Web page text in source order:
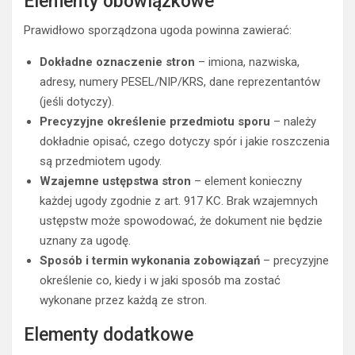
Prawidłowo sporządzona ugoda powinna zawierać:
Dokładne oznaczenie stron – imiona, nazwiska,
adresy, numery PESEL/NIP/KRS, dane reprezentantów
(jeśli dotyczy).
Precyzyjne określenie przedmiotu sporu – należy
dokładnie opisać, czego dotyczy spór i jakie roszczenia
są przedmiotem ugody.
Wzajemne ustępstwa stron – element konieczny
każdej ugody zgodnie z art. 917 KC. Brak wzajemnych
ustępstw może spowodować, że dokument nie będzie
uznany za ugodę.
Sposób i termin wykonania zobowiązań – precyzyjne
określenie co, kiedy i w jaki sposób ma zostać
wykonane przez każdą ze stron.
Elementy dodatkowe